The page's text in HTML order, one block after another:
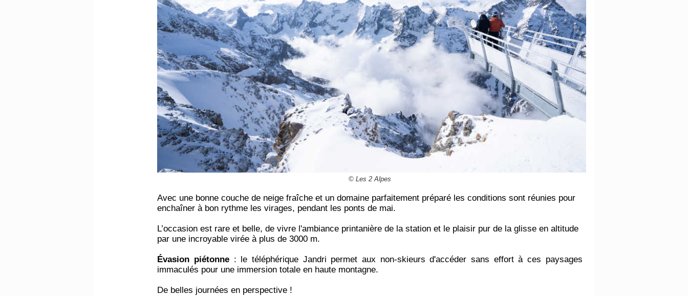
© Les 2 Alpes
Avec une bonne couche de neige fraîche et un domaine parfaitement préparé les conditions sont réunies pour
enchaîner à bon rythme les virages, pendant les ponts de mai.
L’occasion est rare et belle, de vivre l'ambiance printanière de la station et le plaisir pur de la glisse en altitude
par une incroyable virée à plus de 3000 m.
Évasion piétonne : le téléphérique Jandri permet aux non-skieurs d'accéder sans effort à ces paysages
immaculés pour une immersion totale en haute montagne.
De belles journées en perspective !